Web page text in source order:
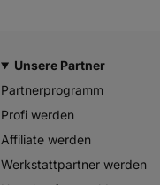
Unsere Partner
Partnerprogramm
Profi werden
Affiliate werden
Werkstattpartner werden